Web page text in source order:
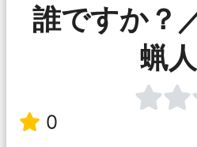
誰ですか？
蝋
0